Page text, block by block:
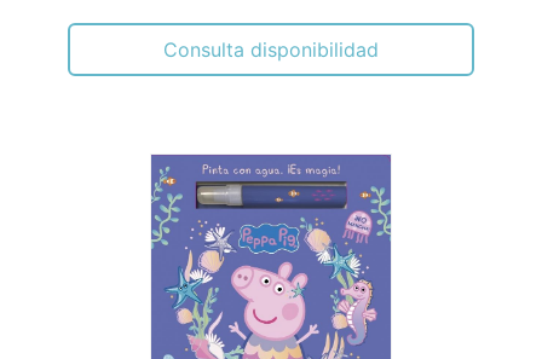
Consulta disponibilidad